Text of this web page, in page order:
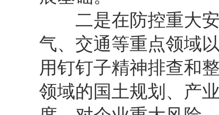
二是在防控重大安
气、交通等重点领域
用钉钉子精神排查和
领域的国土规划、产